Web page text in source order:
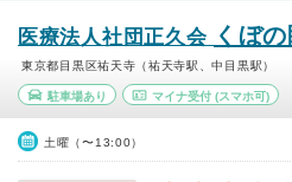
医療法人社団正久会 くぼ
東京都目黒区祐天寺（祐天寺駅、中目黒駅）
駐車場あり マイナ受付(スマホ可)
土曜（〜13:00）